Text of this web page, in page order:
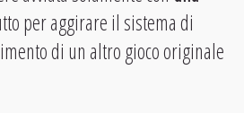
per aggirare il sistema di
di un altro gioco originale